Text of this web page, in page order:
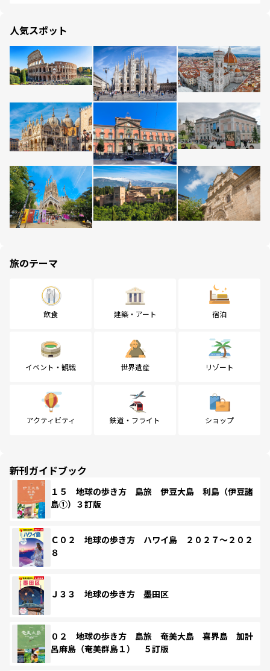
人気スポット
旅のテーマ
飲食 建築・アート 宿泊
イベント・観戦 世界遺産 リゾート
アクティビティ 鉄道・フライト ショップ
新刊ガイドブック
１５ 地球の歩き方 島旅 伊豆大島 利島（伊豆諸
島①）３訂版
Ｃ０２ 地球の歩き方 ハワイ島 ２０２７～２０２
８
Ｊ３３ 地球の歩き方 墨田区
０２ 地球の歩き方 島旅 奄美大島 喜界島 加計
呂麻島（奄美群島１） ５訂版